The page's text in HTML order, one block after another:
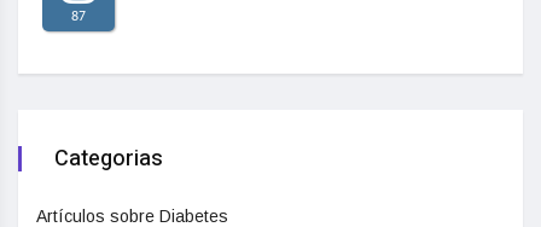
87
Categorias
Artículos sobre Diabetes